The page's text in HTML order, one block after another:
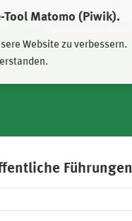
Tool Matomo (Piwik).
Website zu verbessern.
ZEITHAIN MÜNCHNER PLATZ